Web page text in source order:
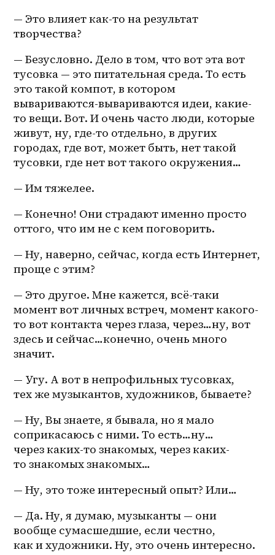
— Это влияет как-то на результат
творчества?
— Безусловно. Дело в том, что вот эта вот
тусовка — это питательная среда. То есть
это такой компот, в котором
вывариваются-вывариваются идеи, какие-
то вещи. Вот. И очень часто люди, которые
живут, ну, где-то отдельно, в других
городах, где вот, может быть, нет такой
тусовки, где нет вот такого окружения…
— Им тяжелее.
— Конечно! Они страдают именно просто
оттого, что им не с кем поговорить.
— Ну, наверно, сейчас, когда есть Интернет,
проще с этим?
— Это другое. Мне кажется, всё-таки
момент вот личных встреч, момент какого-
то вот контакта через глаза, через…ну, вот
здесь и сейчас…конечно, очень много
значит.
— Угу. А вот в непрофильных тусовках,
тех же музыкантов, художников, бываете?
— Ну, Вы знаете, я бывала, но я мало
соприкасаюсь с ними. То есть…ну…
через каких-то знакомых, через каких-
то знакомых знакомых…
— Ну, это тоже интересный опыт? Или…
— Да. Ну, я думаю, музыканты — они
вообще сумасшедшие, если честно,
как и художники. Ну, это очень интересно.